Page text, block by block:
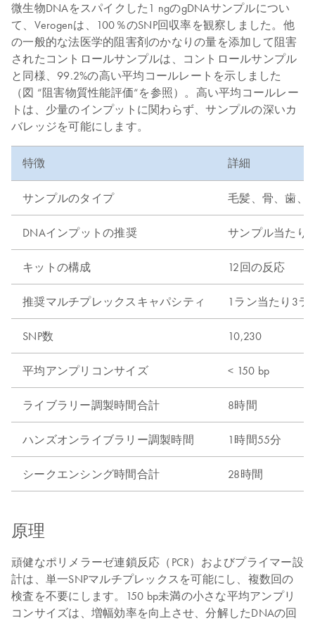
微生物DNAをスパイクした1 ngのgDNAサンプルについ
て、Verogenは、100％のSNP回収率を観察しました。他
の一般的な法医学的阻害剤のかなりの量を添加して阻害
されたコントロールサンプルは、コントロールサンプル
と同様、99.2%の高い平均コールレートを示しました
（図 “阻害物質性能評価“を参照）。高い平均コールレー
トは、少量のインプットに関わらず、サンプルの深いカ
バレッジを可能にします。
特徴 詳細
サンプルのタイプ 毛髪、骨、歯、
DNAインプットの推奨 サンプル当たり
キットの構成 12回の反応
推奨マルチプレックスキャパシティ 1ラン当たり3ラ
SNP数 10,230
平均アンプリコンサイズ < 150 bp
ライブラリー調製時間合計 8時間
ハンズオンライブラリー調製時間 1時間55分
シークエンシング時間合計 28時間
原理
頑健なポリメラーゼ連鎖反応（PCR）およびプライマー設
計は、単一SNPマルチプレックスを可能にし、複数回の
検査を不要にします。150 bp未満の小さな平均アンプリ
コンサイズは、増幅効率を向上させ、分解したDNAの回